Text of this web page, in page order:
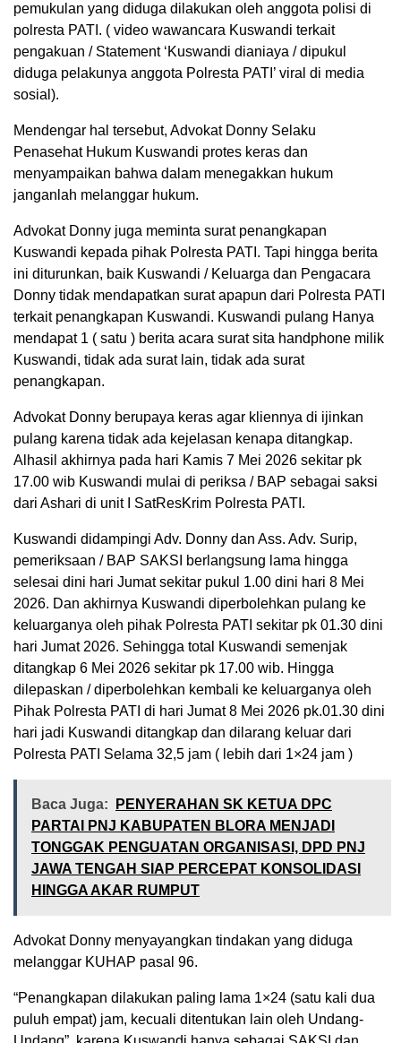
pemukulan yang diduga dilakukan oleh anggota polisi di
polresta PATI. ( video wawancara Kuswandi terkait
pengakuan / Statement ‘Kuswandi dianiaya / dipukul
diduga pelakunya anggota Polresta PATI’ viral di media
sosial).
Mendengar hal tersebut, Advokat Donny Selaku
Penasehat Hukum Kuswandi protes keras dan
menyampaikan bahwa dalam menegakkan hukum
janganlah melanggar hukum.
Advokat Donny juga meminta surat penangkapan
Kuswandi kepada pihak Polresta PATI. Tapi hingga berita
ini diturunkan, baik Kuswandi / Keluarga dan Pengacara
Donny tidak mendapatkan surat apapun dari Polresta PATI
terkait penangkapan Kuswandi. Kuswandi pulang Hanya
mendapat 1 ( satu ) berita acara surat sita handphone milik
Kuswandi, tidak ada surat lain, tidak ada surat
penangkapan.
Advokat Donny berupaya keras agar kliennya di ijinkan
pulang karena tidak ada kejelasan kenapa ditangkap.
Alhasil akhirnya pada hari Kamis 7 Mei 2026 sekitar pk
17.00 wib Kuswandi mulai di periksa / BAP sebagai saksi
dari Ashari di unit I SatResKrim Polresta PATI.
Kuswandi didampingi Adv. Donny dan Ass. Adv. Surip,
pemeriksaan / BAP SAKSI berlangsung lama hingga
selesai dini hari Jumat sekitar pukul 1.00 dini hari 8 Mei
2026. Dan akhirnya Kuswandi diperbolehkan pulang ke
keluarganya oleh pihak Polresta PATI sekitar pk 01.30 dini
hari Jumat 2026. Sehingga total Kuswandi semenjak
ditangkap 6 Mei 2026 sekitar pk 17.00 wib. Hingga
dilepaskan / diperbolehkan kembali ke keluarganya oleh
Pihak Polresta PATI di hari Jumat 8 Mei 2026 pk.01.30 dini
hari jadi Kuswandi ditangkap dan dilarang keluar dari
Polresta PATI Selama 32,5 jam ( lebih dari 1×24 jam )
Baca Juga:
PENYERAHAN SK KETUA DPC
PARTAI PNJ KABUPATEN BLORA MENJADI
TONGGAK PENGUATAN ORGANISASI, DPD PNJ
JAWA TENGAH SIAP PERCEPAT KONSOLIDASI
HINGGA AKAR RUMPUT
Advokat Donny menyayangkan tindakan yang diduga
melanggar KUHAP pasal 96.
“Penangkapan dilakukan paling lama 1×24 (satu kali dua
puluh empat) jam, kecuali ditentukan lain oleh Undang-